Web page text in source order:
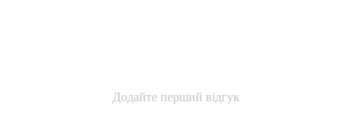
Додайте перший відгук